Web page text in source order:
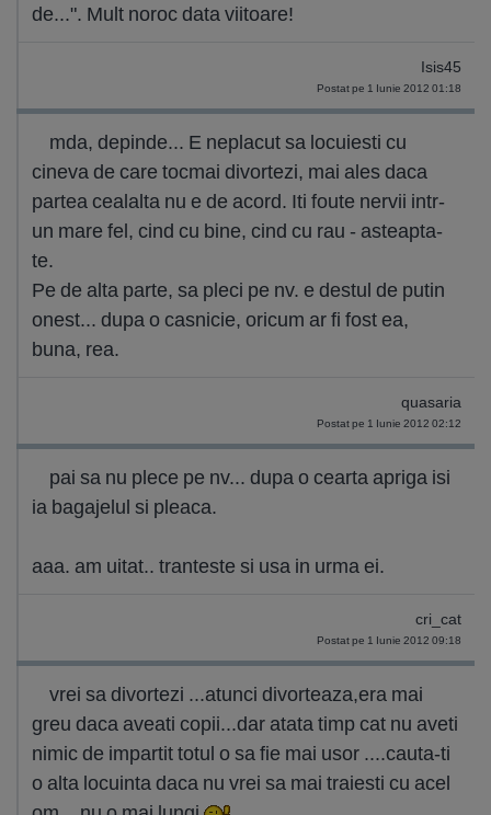
de...". Mult noroc data viitoare!
Isis45
Postat pe 1 Iunie 2012 01:18
mda, depinde... E neplacut sa locuiesti cu
cineva de care tocmai divortezi, mai ales daca
partea cealalta nu e de acord. Iti foute nervii intr-
un mare fel, cind cu bine, cind cu rau - asteapta-
te.
Pe de alta parte, sa pleci pe nv. e destul de putin
onest... dupa o casnicie, oricum ar fi fost ea,
buna, rea.
quasaria
Postat pe 1 Iunie 2012 02:12
pai sa nu plece pe nv... dupa o cearta apriga isi
ia bagajelul si pleaca.
aaa. am uitat.. tranteste si usa in urma ei.
cri_cat
Postat pe 1 Iunie 2012 09:18
vrei sa divortezi ...atunci divorteaza,era mai
greu daca aveati copii...dar atata timp cat nu aveti
nimic de impartit totul o sa fie mai usor ....cauta-ti
o alta locuinta daca nu vrei sa mai traiesti cu acel